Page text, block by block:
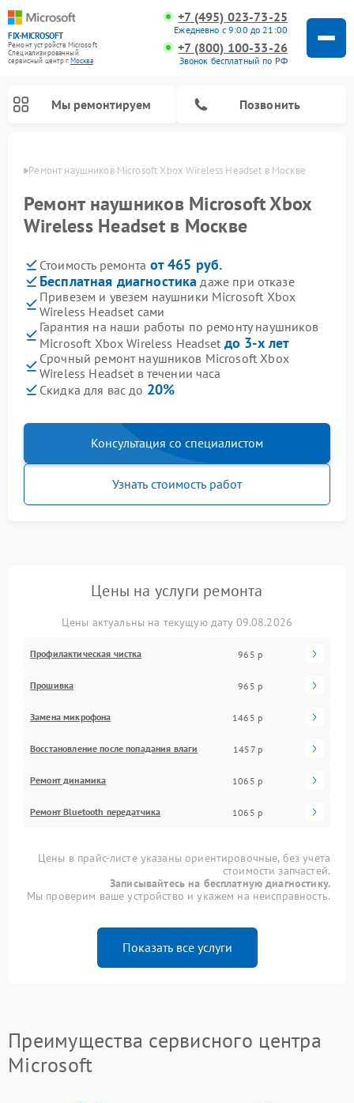
FIX-MICROSOFT
Ремонт устройств Microsoft
Специализированный
cервисный центр г.Москва
+7 (495) 023-73-25
Ежедневно с 9:00 до 21:00
+7 (800) 100-33-26
Звонок бесплатный по РФ
Мы ремонтируем Позвонить
Ремонт наушников Microsoft Xbox Wireless Headset в Москве
Ремонт наушников Microsoft Xbox
Wireless Headset в Москве
Стоимость ремонта от 465 руб.
Бесплатная диагностика даже при отказе
Привезем и увезем наушники Microsoft Xbox
Wireless Headset сами
Гарантия на наши работы по ремонту наушников
Microsoft Xbox Wireless Headset до 3-х лет
Срочный ремонт наушников Microsoft Xbox
Wireless Headset в течении часа
Скидка для вас до 20%
Консультация со специалистом
Узнать стоимость работ
Цены на услуги ремонта
Цены актуальны на текущую дату 09.08.2026
Профилактическая чистка 965 р
Прошивка 965 р
Замена микрофона 1465 р
Восстановление после попадания влаги 1457 р
Ремонт динамика 1065 р
Ремонт Bluetooth передатчика 1065 р
Цены в прайс-листе указаны ориентировочные, без учета
стоимости запчастей.
Записывайтесь на бесплатную диагностику.
Мы проверим ваше устройство и укажем на неисправность.
Показать все услуги
Преимущества сервисного центра
Microsoft